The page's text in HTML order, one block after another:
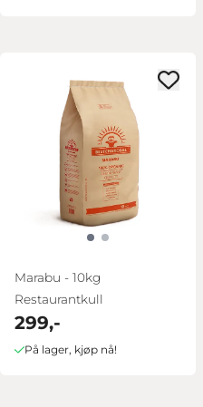
Marabu - 10kg
Restaurantkull
299,-
På lager, kjøp nå!